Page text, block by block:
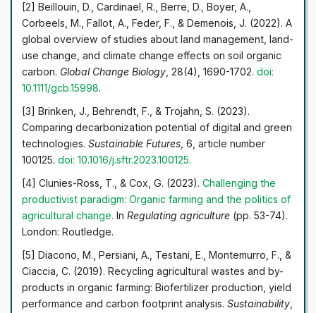
організаційної мотивації аграріїв щодо впровадження
технологій з мінімальним чи нульовим викидом
парникових газів у атмосферне повітря, моніторингу
та контролінгу навантаження на агроландшафти,
формуванні цільового земельного банку, забезпеченні
стандартів якості та вимог безпеки. Визначено
векторність вдосконалення алгоритмів трансформації
систем землеробства у напрямку декарбонізації в
межах стратегії динамічного розвитку від
традиційного до стійкого аграрного виробництва.
технологій аграрного виробництва вбачається
основою інтенсифікації конкурентоспроможності
сільськогосподарського виробництва. У дослідженні
вдалося довести, що сучасний розвиток галузі
аграрного виробництва в Україні повинен знаходити
втілення у технічному переоснащенні виробничих
процесів та фундаментальній зміні технологічних
прийомів та підходів задля мінімізації емісії вуглецю
[2] Beillouin, D., Cardinael, R., Berre, D., Boyer, A.,
Corbeels, M., Fallot, A., Feder, F., & Demenois, J. (2022). A
global overview of studies about land management, land-
use change, and climate change effects on soil organic
carbon. Global Change Biology , 28(4), 1690-1702.doi:
10.1111/gcb.15998.
[3] Brinken, J., Behrendt, F., & Trojahn, S. (2023).
Comparing decarbonization potential of digital and green
technologies.Sustainable Futures , 6, article number
100125.doi: 10.1016/j.sftr.2023.100125.
[4] Clunies-Ross, T., & Cox, G. (2023).Challenging the
productivist paradigm: Organic farming and the politics of
agricultural change. InRegulating agriculture (pp. 53-74).
London: Routledge.
[5] Diacono, M., Persiani, A., Testani, E., Montemurro, F., &
Ciaccia, C. (2019). Recycling agricultural wastes and by-
products in organic farming: Biofertilizer production, yield
performance and carbon footprint analysis.Sustainability